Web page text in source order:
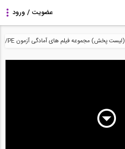
(لیست پخش) مجموعه فیلم های آمادگی آزمون FE/PE